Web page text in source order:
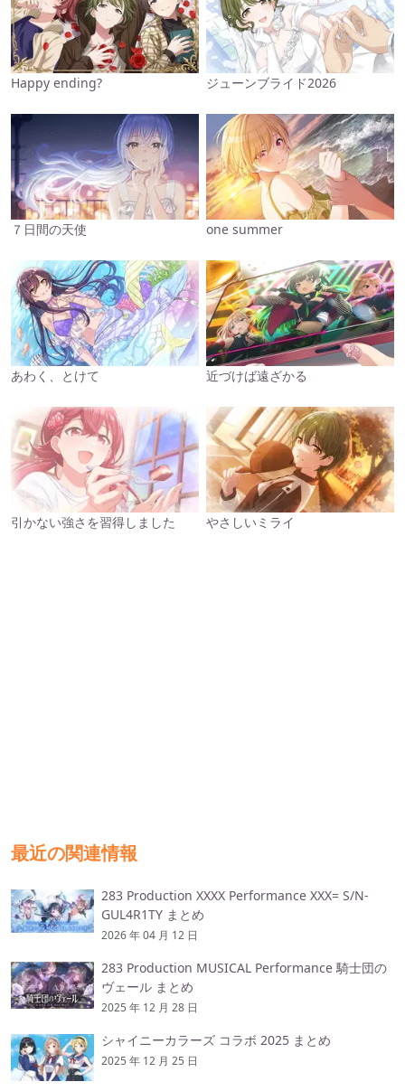
Happy ending? ジューンブライド2026
７日間の天使 one summer
あわく、とけて 近づけば遠ざかる
引かない強さを習得しました やさしいミライ
最近の関連情報
283 Production XXXX Performance XXX= S/N-
GUL4R1TY まとめ
2026 年 04 月 12 日
283 Production MUSICAL Performance 騎士団の
ヴェール まとめ
2025 年 12 月 28 日
シャイニーカラーズ コラボ 2025 まとめ
2025 年 12 月 25 日